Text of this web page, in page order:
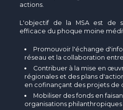
actions.
L'objectif de la MSA est de
efficace du phoque moine
Promouvoir l'échange
réseau et la collaboration
Contribuer à la mise en
régionales et des plans
en cofinançant des projets de
Mobiliser des fonds en
organisations philanthropiques